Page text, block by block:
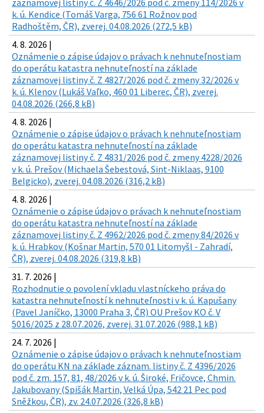
záznamovej listiny č. Z 4646/2026 pod č. zmeny 114/2026 v
k. ú. Kendice (Tomáš Varga, 756 61 Rožnov pod
Radhoštěm, ČR), zverej. 04.08.2026 (272,5 kB)
4. 8. 2026 |
Oznámenie o zápise údajov o právach k nehnuteľnostiam
do operátu katastra nehnuteľností na základe
záznamovej listiny č. Z 4827/2026 pod č. zmeny 32/2026 v
k. ú. Klenov (Lukáš Vaľko, 460 01 Liberec, ČR), zverej.
04.08.2026 (266,8 kB)
4. 8. 2026 |
Oznámenie o zápise údajov o právach k nehnuteľnostiam
do operátu katastra nehnuteľností na základe
záznamovej listiny č. Z 4831/2026 pod č. zmeny 4228/2026
v k. ú. Prešov (Michaela Šebestová, Sint-Niklaas, 9100
Belgicko), zverej. 04.08.2026 (316,2 kB)
4. 8. 2026 |
Oznámenie o zápise údajov o právach k nehnuteľnostiam
do operátu katastra nehnuteľností na základe
záznamovej listiny č. Z 4962/2026 pod č. zmeny 84/2026 v
k. ú. Hrabkov (Košnar Martin, 570 01 Litomyšl - Zahradí,
ČR), zverej. 04.08.2026 (319,8 kB)
31. 7. 2026 |
Rozhodnutie o povolení vkladu vlastníckeho práva do
katastra nehnuteľností k nehnuteľnosti v k. ú. Kapušany
(Pavel Janíčko, 13000 Praha 3, ČR) OU Prešov KO č. V
5016/2025 z 28.07.2026, zverej. 31.07.2026 (988,1 kB)
24. 7. 2026 |
Oznámenie o zápise údajov o právach k nehnuteľnostiam
do operátu KN na základe záznam. listiny č. Z 4396/2026
pod č. zm. 157, 81, 48/2026 v k. ú. Široké, Fričovce, Chmin.
Jakubovany (Spišák Martin, Velká Úpa, 542 21 Pec pod
Sněžkou, ČR), zv. 24.07.2026 (326,8 kB)